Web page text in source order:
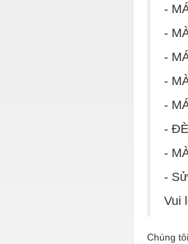
-
-
-
-
-
-
-
-
Vui
Chúng